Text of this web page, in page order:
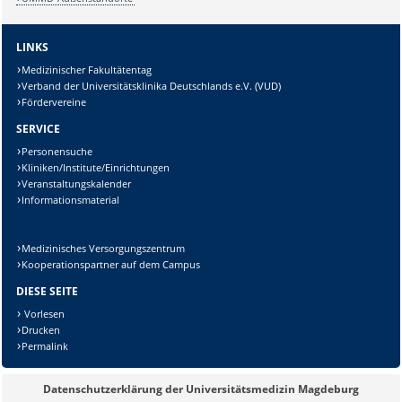
LINKS
Medizinischer Fakultätentag
Verband der Universitätsklinika Deutschlands e.V. (VUD)
Fördervereine
SERVICE
Personensuche
Kliniken/Institute/Einrichtungen
Veranstaltungskalender
Informationsmaterial
Medizinisches Versorgungszentrum
Kooperationspartner auf dem Campus
DIESE SEITE
Vorlesen
Drucken
Permalink
Datenschutzerklärung der Universitätsmedizin Magdeburg